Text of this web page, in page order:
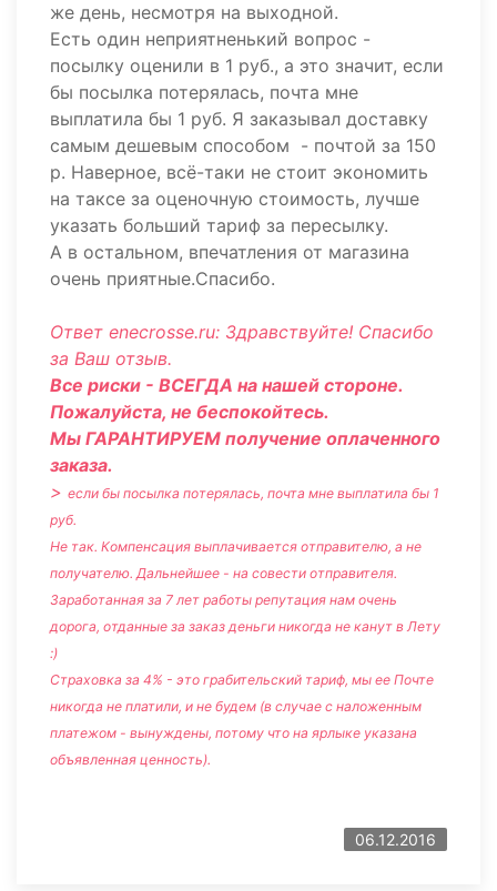
же день, несмотря на выходной.
Есть один неприятненький вопрос -
посылку оценили в 1 руб., а это значит, если
бы посылка потерялась, почта мне
выплатила бы 1 руб. Я заказывал доставку
самым дешевым способом - почтой за 150
р. Наверное, всё-таки не стоит экономить
на таксе за оценочную стоимость, лучше
указать больший тариф за пересылку.
А в остальном, впечатления от магазина
очень приятные.Спасибо.
Ответ enecrosse.ru: Здравствуйте! Спасибо
за Ваш отзыв.
Все риски - ВСЕГДА на нашей стороне.
Пожалуйста, не беспокойтесь.
Мы ГАРАНТИРУЕМ получение оплаченного
заказа.
> если бы посылка потерялась, почта мне выплатила бы 1
руб.
Не так. Компенсация выплачивается отправителю, а не
получателю. Дальнейшее - на совести отправителя.
Заработанная за 7 лет работы репутация нам очень
дорога, отданные за заказ деньги никогда не канут в Лету
:)
Страховка за 4% - это грабительский тариф, мы ее Почте
никогда не платили, и не будем (в случае с наложенным
платежом - вынуждены, потому что на ярлыке указана
объявленная ценность).
06.12.2016